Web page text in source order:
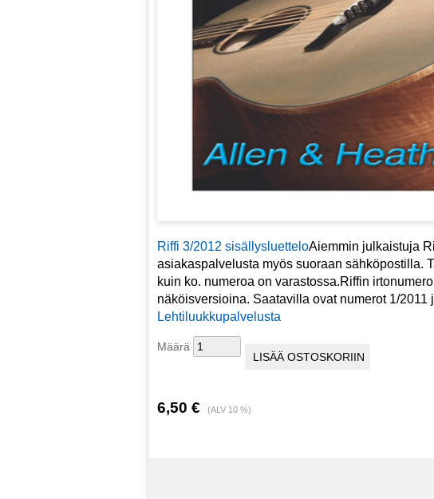
Riffi 3/2012 sisällysluetteloAiemmin julkaistuja
asiakaspalvelusta myös suoraan sähköpostilla.
kuin ko. numeroa on varastossa.Riffin
näköisversioina. Saatavilla ovat numerot 1/
Lehtiluukkupalvelusta
Määrä
6,50 € (ALV 10 %)